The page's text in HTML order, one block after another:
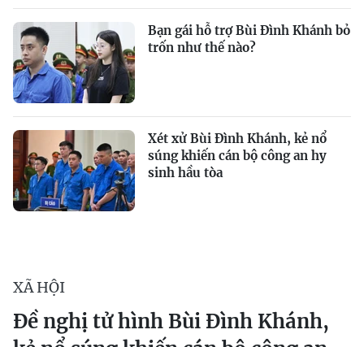
Bạn gái hỗ trợ Bùi Đình Khánh bỏ
trốn như thế nào?
Xét xử Bùi Đình Khánh, kẻ nổ
súng khiến cán bộ công an hy
sinh hầu tòa
XÃ HỘI
Đề nghị tử hình Bùi Đình Khánh,